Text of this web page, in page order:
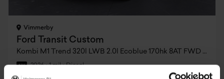
Vimmerby
Ford Transit Custom
Kombi M1 Trend 320l LWB 2.0l Ecoblue 170hk 8AT FWD Diesel
NY 2026 •1 mil •Diesel